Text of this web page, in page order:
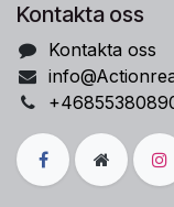
Kontakta oss
Kontakta oss